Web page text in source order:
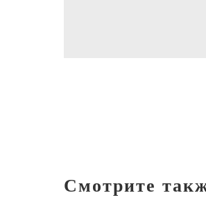
Смотрите